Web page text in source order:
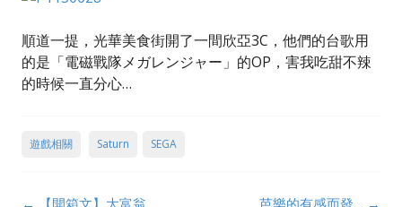
順道一提，光華美食街開了一間欣亞3C，他們的台歌用
的是「電磁戰隊メガレンジャー」的OP，害我吃甜不辣
的時候一直分心…
遊戲相關 Saturn SEGA
Post
← 【開箱文】大富翁 芭樂的有感而發… →